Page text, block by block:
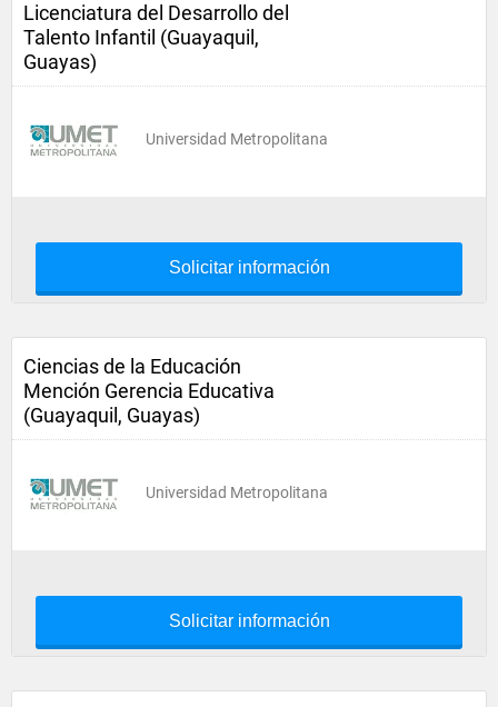
Licenciatura del Desarrollo del
Talento Infantil (Guayaquil,
Guayas)
Universidad Metropolitana
Solicitar información
Ciencias de la Educación
Mención Gerencia Educativa
(Guayaquil, Guayas)
Universidad Metropolitana
Solicitar información